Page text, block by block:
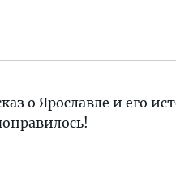
о Ярославле и его